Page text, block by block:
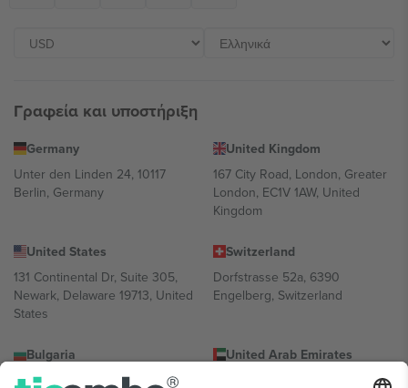
Γραφεία και υποστήριξη
Germany
Unter den Linden 24, 10117
Berlin, Germany
United Kingdom
167 City Road, London, Greater
London, EC1V 1AW, United
Kingdom
United States
131 Continental Dr, Suite 305,
Newark, Delaware 19713, United
States
Switzerland
Dorfstrasse 52a, 6390
Engelberg, Switzerland
Bulgaria
Regus Sofia City West, bul
United Arab Emirates
UAE Dubai Silicon Oasis, DDP